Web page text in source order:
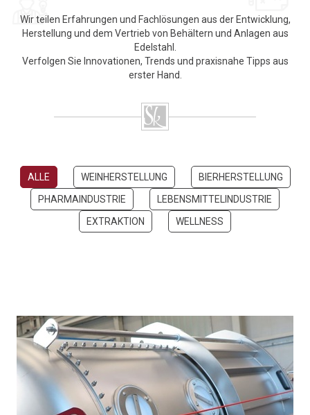
Wir teilen Erfahrungen und Fachlösungen aus der Entwicklung,
Herstellung und dem Vertrieb von Behältern und Anlagen aus
Edelstahl.
Verfolgen Sie Innovationen, Trends und praxisnahe Tipps aus
erster Hand.
ALLE WEINHERSTELLUNG
BIERHERSTELLUNG
PHARMAINDUSTRIE
LEBENSMITTELINDUSTRIE
EXTRAKTION
WELLNESS